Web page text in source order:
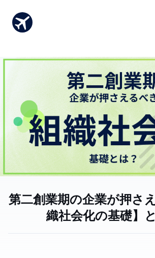
第二創業期の企業が押さ
織社会化の基礎】